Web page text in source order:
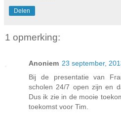
Delen
1 opmerking:
Anoniem 23 september,
Bij de presentatie van
scholen 24/7 open zijn en
Dus ik zie in de mooie
toekomst voor Tim.